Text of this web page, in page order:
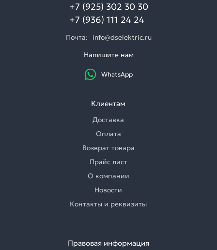
+7 (925) 302 30 30
+7 (936) 111 24 24
Почта:
info@dselektric.ru
Напишите нам
WhatsApp
Клиентам
Доставка
Оплата
Возврат товара
Прайс лист
О компании
Новости
Контакты и реквизиты
Правовая информация